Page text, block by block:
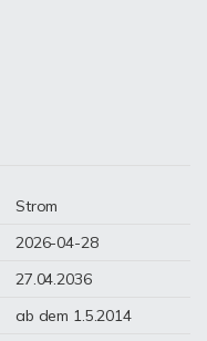
Strom
2026-04-28
27.04.2036
ab dem 1.5.2014